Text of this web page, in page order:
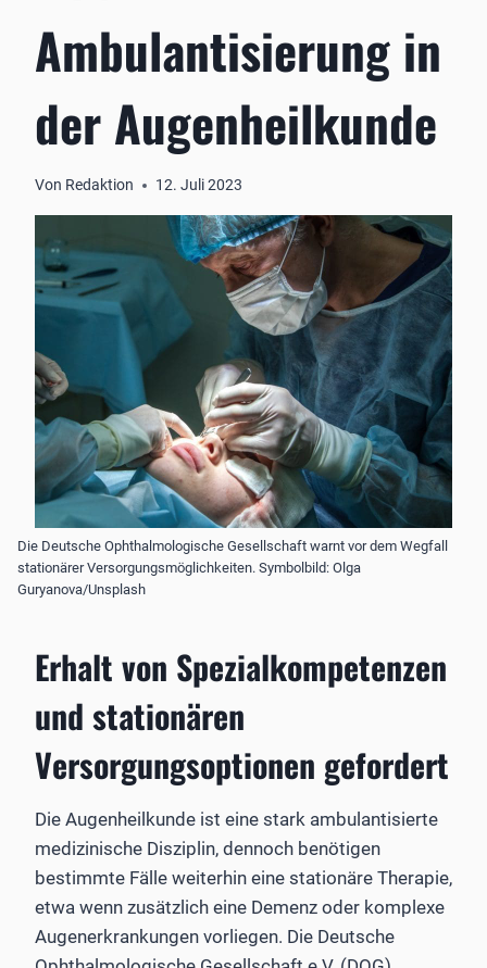
Ambulantisierung in
der Augenheilkunde
Von Redaktion 12. Juli 2023
Die Deutsche Ophthalmologische Gesellschaft warnt vor dem Wegfall
stationärer Versorgungsmöglichkeiten. Symbolbild: Olga
Guryanova/Unsplash
Erhalt von Spezialkompetenzen
und stationären
Versorgungsoptionen gefordert
Die Augenheilkunde ist eine stark ambulantisierte
medizinische Disziplin, dennoch benötigen
bestimmte Fälle weiterhin eine stationäre Therapie,
etwa wenn zusätzlich eine Demenz oder komplexe
Augenerkrankungen vorliegen. Die Deutsche